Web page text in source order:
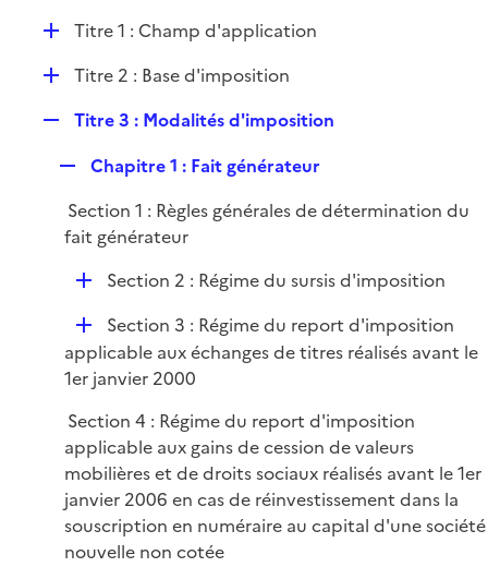
i
e
r
p
l
i
e
D
e
Titre 1 : Champ d'application
D
e
r
Titre 2 : Base d'imposition
p
e
Titre 3 : Modalités d'imposition
p
l
i
e
r
Chapitre 1 : Fait générateur
Section 1 : Règles générales de détermination du
fait générateur
D
l
i
e
r
Section 2 : Régime du sursis d'imposition
D
é
p
i
e
r
Section 3 : Régime du report d'imposition
applicable aux échanges de titres réalisés avant le
1er janvier 2000
Section 4 : Régime du report d'imposition
applicable aux gains de cession de valeurs
mobilières et de droits sociaux réalisés avant le 1er
janvier 2006 en cas de réinvestissement dans la
souscription en numéraire au capital d'une société
nouvelle non cotée